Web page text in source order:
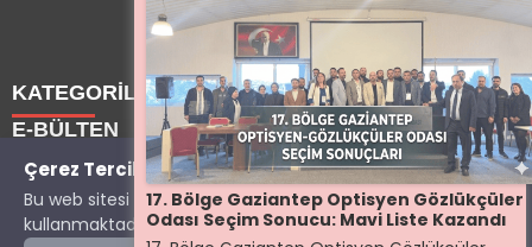
KATEGORİLER
Yazarlarımız
Etkinlik
E-BÜLTEN
Copyright © 2025 OptisyeninSesi Tüm Hakları Saklıdır.
Çerez Tercihleriniz
Bu web sitesi deneyiminizi geliştirmek için çerezler
kullanmaktadır.KVKK Aydınlatma Metni'ni inceleyebilirsiniz.
✕
Son dakika gelişmelerinden ilk sen haberdar ol.
17. Bölge Gaziantep Optisyen Gözlükçüler
Odası Seçim Sonucu: Mavi Liste Kazandı